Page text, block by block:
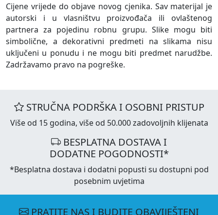
Cijene vrijede do objave novog cjenika. Sav materijal je
autorski i u vlasništvu proizvođača ili ovlaštenog
partnera za pojedinu robnu grupu. Slike mogu biti
simbolične, a dekorativni predmeti na slikama nisu
uključeni u ponudu i ne mogu biti predmet narudžbe.
Zadržavamo pravo na pogreške.
STRUČNA PODRŠKA I OSOBNI PRISTUP
Više od 15 godina, više od 50.000 zadovoljnih klijenata
BESPLATNA DOSTAVA I
DODATNE POGODNOSTI*
*Besplatna dostava i dodatni popusti su dostupni pod
posebnim uvjetima
PRATITE NAS I BUDITE OBAVIJEŠTENI